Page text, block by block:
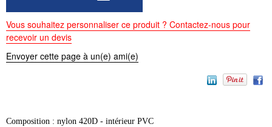
Vous souhaitez personnaliser ce produit ? Contactez-nous pour
recevoir un devis
Envoyer cette page à un(e) ami(e)
Composition : nylon 420D - intérieur PVC